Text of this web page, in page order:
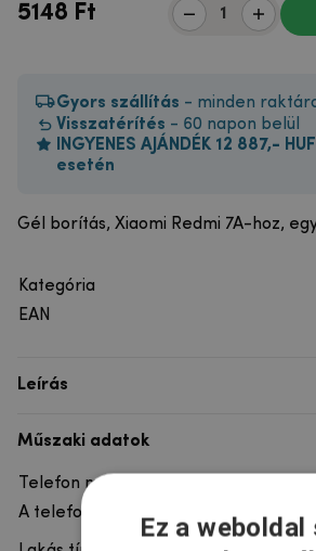
5148 Ft
Gyors szállítás - minden
Visszatérítés - 60 napon belül
INGYENES AJÁNDÉK 12 887,-
esetén
Gél borítás, Xiaomi Redmi 7A-hoz,
Kategória
EAN
Leírás
Műszaki adatok
Telefon márka
A telefonmodellhezEz a